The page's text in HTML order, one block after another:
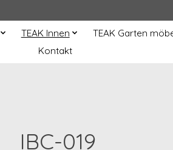
TEAK Innen TEAK Garten
Kontakt
IBC-019